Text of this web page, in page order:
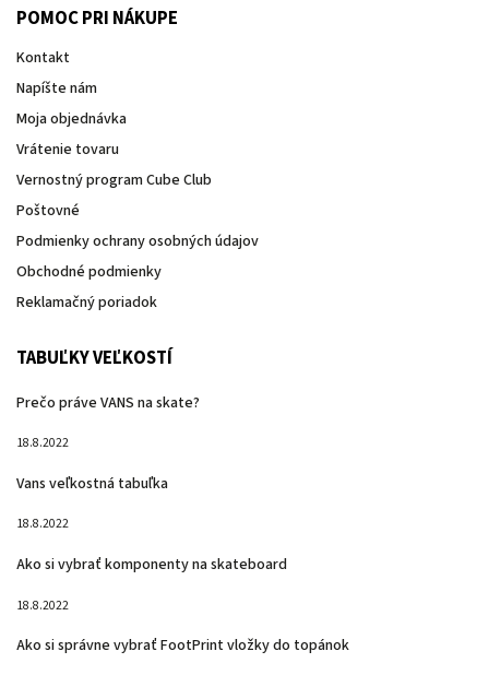
POMOC PRI NÁKUPE
Kontakt
Napíšte nám
Moja objednávka
Vrátenie tovaru
Vernostný program Cube Club
Poštovné
Podmienky ochrany osobných údajov
Obchodné podmienky
Reklamačný poriadok
TABUĽKY VEĽKOSTÍ
Prečo práve VANS na skate?
18.8.2022
Vans veľkostná tabuľka
18.8.2022
Ako si vybrať komponenty na skateboard
18.8.2022
Ako si správne vybrať FootPrint vložky do topánok